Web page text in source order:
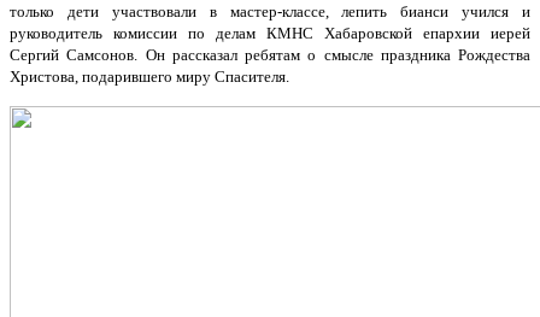
только дети участвовали в мастер-классе, лепить бианси учился и
руководитель комиссии по делам КМНС Хабаровской епархии иерей
Сергий Самсонов. Он рассказал ребятам о смысле праздника Рождества
Христова, подарившего миру Спасителя.